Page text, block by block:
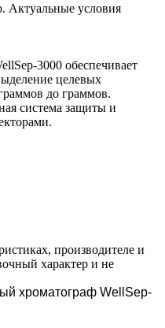
Актуальные условия
3000 обеспечивает
целевых
до граммов.
система защиты и
производителе и
характер и не
хроматограф WellSep-